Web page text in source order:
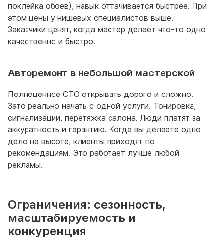
поклейка обоев), навык оттачивается быстрее. При
этом цены у нишевых специалистов выше.
Заказчики ценят, когда мастер делает что-то одно
качественно и быстро.
Авторемонт в небольшой мастерской
Полноценное СТО открывать дорого и сложно.
Зато реально начать с одной услуги. Тонировка,
сигнализации, перетяжка салона. Люди платят за
аккуратность и гарантию. Когда вы делаете одно
дело на высоте, клиенты приходят по
рекомендациям. Это работает лучше любой
рекламы.
Ограничения: сезонность,
масштабируемость и
конкуренция